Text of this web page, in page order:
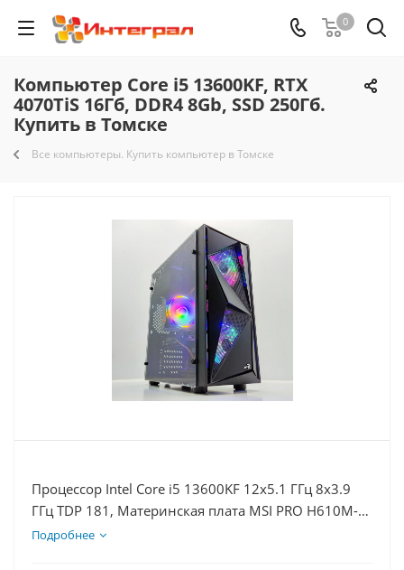
0
Компьютер Core i5 13600KF, RTX
4070TiS 16Гб, DDR4 8Gb, SSD 250Гб.
Купить в Томске
Все компьютеры. Купить компьютер в Томске
Процессор Intel Core i5 13600KF 12x5.1 ГГц 8x3.9
ГГц TDP 181, Материнская плата MSI PRO H610M-E,
Видеокарта RTX 4070TiS 16Гб, Память DDR4 8Gb,
Подробнее